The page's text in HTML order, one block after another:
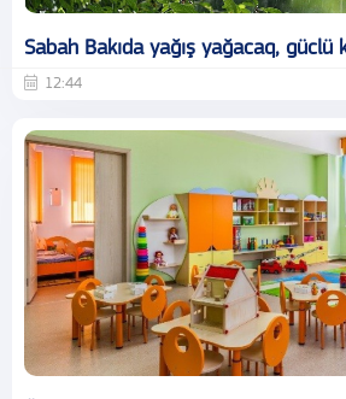
Sabah Bakıda yağış yağacaq, güclü
12:44